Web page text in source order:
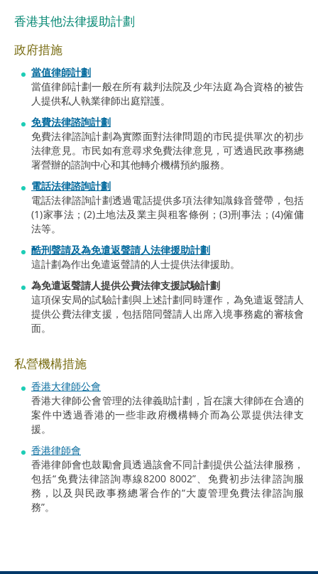
香港其他法律援助計劃
政府措施
當值律師計劃
當值律師計劃一般在所有裁判法院及少年法庭為合資格的被告
人提供私人執業律師出庭辯護。
免費法律諮詢計劃
免費法律諮詢計劃為實際面對法律問題的市民提供單次的初步
法律意見。市民如有意尋求免費法律意見，可透過民政事務總
署營辦的諮詢中心和其他轉介機構預約服務。
電話法律諮詢計劃
電話法律諮詢計劃透過電話提供多項法律知識錄音聲帶，包括
(1)家事法；(2)土地法及業主與租客條例；(3)刑事法；(4)僱傭
法等。
酷刑聲請及為免遣返聲請人法律援助計劃
這計劃為作出免遣返聲請的人士提供法律援助。
為免遣返聲請人提供公費法律支援試驗計劃
這項保安局的試驗計劃與上述計劃同時運作，為免遣返聲請人
提供公費法律支援，包括陪同聲請人出席入境事務處的審核會
面。
私營機構措施
香港大律師公會
香港大律師公會管理的法律義助計劃，旨在讓大律師在合適的
案件中透過香港的一些非政府機構轉介而為公眾提供法律支
援。
香港律師會
香港律師會也鼓勵會員透過該會不同計劃提供公益法律服務，
包括“免費法律諮詢專線8200 8002”、免費初步法律諮詢服
務，以及與民政事務總署合作的“大廈管理免費法律諮詢服
務”。